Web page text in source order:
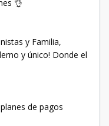
👌
y Familia,
y único! Donde el
de pagos